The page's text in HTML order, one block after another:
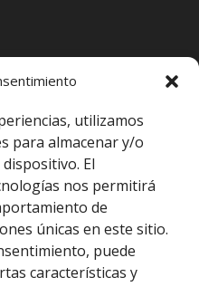
utilizamos
para almacenar y/o
El
nos permitirá
de
únicas en este sitio.
puede
características y